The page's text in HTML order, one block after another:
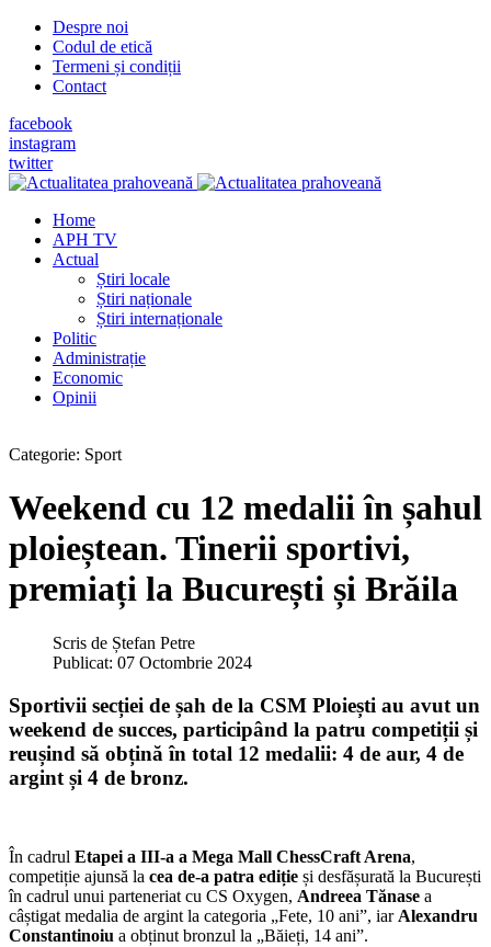
Despre noi
Codul de etică
Termeni și condiții
Contact
facebook
instagram
twitter
Home
APH TV
Actual
Știri locale
Știri naționale
Știri internaționale
Politic
Administrație
Economic
Opinii
Categorie: Sport
Weekend cu 12 medalii în șahul
ploieștean. Tinerii sportivi,
premiați la București și Brăila
Scris de Ștefan Petre
Publicat: 07 Octombrie 2024
Sportivii secției de șah de la CSM Ploiești au avut un
weekend de succes, participând la patru competiții și
reușind să obțină în total 12 medalii: 4 de aur, 4 de
argint și 4 de bronz.
În cadrul Etapei a III-a a Mega Mall ChessCraft Arena,
competiție ajunsă la cea de-a patra ediție și desfășurată la București
în cadrul unui parteneriat cu CS Oxygen, Andreea Tănase a
câștigat medalia de argint la categoria „Fete, 10 ani”, iar Alexandru
Constantinoiu a obținut bronzul la „Băieți, 14 ani”.